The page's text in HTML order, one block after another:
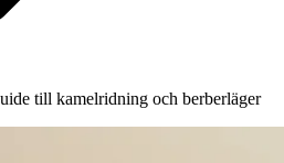
till kamelridning och berberläger